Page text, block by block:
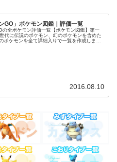
GO」ポケモン図鑑｜評価一覧
の全ポケモン評価一覧【ポケモン図鑑】第一
代に伝説のポケモン、幻のポケモンを含めた
ケモンを全て詳細入りで一覧を作成しまし
2016.08.10